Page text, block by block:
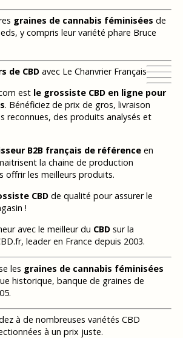
graines de cannabis féminisées de
y compris leur variété phare Bruce
de CBDavec Le Chanvrier Français
est le grossiste CBD en ligne pour
. Bénéficiez de prix de gros, livraison
reconnues, des produits analysés et
B2B français de référenceen
la chaine de production
offrir les meilleurs produits.
CBDde qualité pour assurer le
!
avec le meilleur du CBDsur la
leader en France depuis 2003.
les graines de cannabis féminisées
historique, banque de graines de
à de nombreuses variétés CBD
à un prix juste.